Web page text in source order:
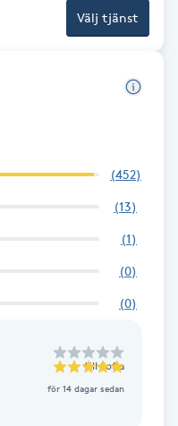
Välj tjänst
(452)
(13)
(1)
(0)
(0)
till Sofia
för 14 dagar sedan